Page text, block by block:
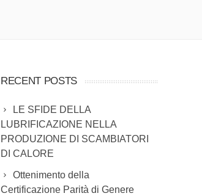
RECENT POSTS
LE SFIDE DELLA
LUBRIFICAZIONE NELLA
PRODUZIONE DI SCAMBIATORI
DI CALORE
Ottenimento della
Certificazione Parità di Genere